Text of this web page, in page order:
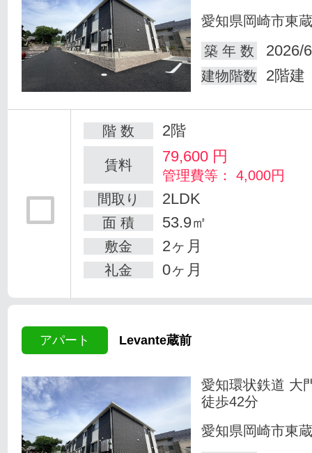
愛知県岡崎市東
築 年 数
2026/
建物階数 2階建
階 数 2階
賃料 79,600 円
管理費等： 4,000円
間取り
2LDK
面 積 53.9㎡
敷金 2ヶ月
礼金 0ヶ月
アパート Levante蔵前
愛知環状鉄道 大
徒歩42分
愛知県岡崎市東